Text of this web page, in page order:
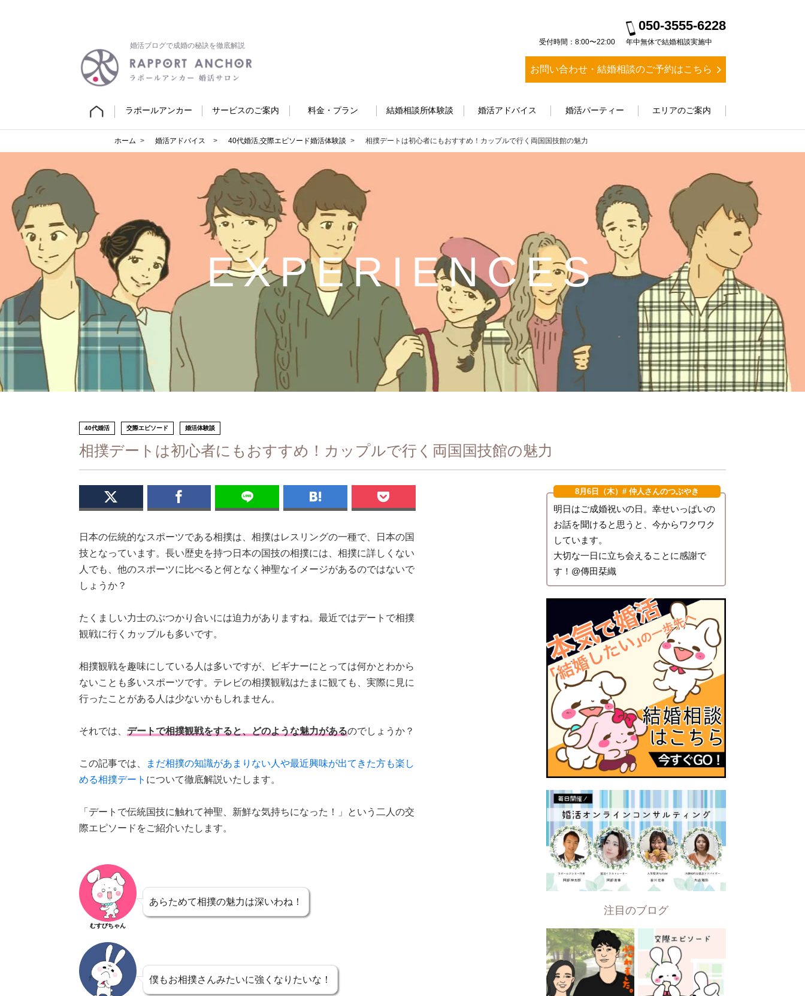
婚活ブログで成婚の秘訣を徹底解説
050-3555-6228
受付時間：8:00〜22:00 年中無休で結婚相談実施中
お問い合わせ・結婚相談のご予約はこちら
ラポールアンカー サービスのご案内 料金・プラン 結婚相談所体験談 婚活アドバイス 婚活パーティー エリアのご案内
ホーム 婚活アドバイス 40代婚活,交際エピソード婚活体験談 相撲デートは初心者にもおすすめ！カップルで行く両国国技館の魅力
EXPERIENCES
40代婚活 交際エピソード 婚活体験談
相撲デートは初心者にもおすすめ！カップルで行く両国国技館の魅力
日本の伝統的なスポーツである相撲は、 相撲はレスリングの一種で、 日本の国
技となっています。 長い歴史を持つ日本の国技の相撲には、相撲に詳しくない
人でも、他のスポーツに比べると何となく神聖なイメージがあるのではないで
しょうか？
たくましい力士のぶつかり合いには迫力がありますね。最近ではデートで相撲
観戦に行くカップルも多いです。
相撲観戦を趣味にしている人は多いですが、ビギナーにとっては何かとわから
ないことも多いスポーツです。 テレビの相撲観戦はたまに観ても、実際に見に
行ったことがある人は少ないかもしれません。
それでは、 デートで相撲観戦をすると、どのような魅力があるのでしょうか？
この記事では、
まだ相撲の知識があまりない人や最近興味が出てきた方も楽し
める相撲デート について徹底解説いたします。
「デートで伝統国技に触れて神聖、新鮮な気持ちになった！」という二人の交
際エピソードをご紹介いたします。
むすびちゃん
あらためて相撲の魅力は深いわね！
僕もお相撲さんみたいに強くなりたいな！
8月6日（木） # 仲人さんのつぶやき
明日はご成婚祝いの日。幸せいっぱいの
お話を聞けると思うと、今からワクワク
しています。
大切な一日に立ち会えることに感謝で
す！@傳田栞織
注目のブログ